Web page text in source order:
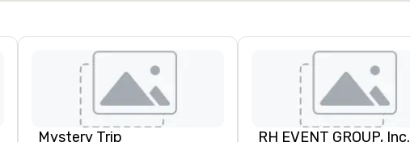
Mystery Trip RH EVENT GROUP, Inc.